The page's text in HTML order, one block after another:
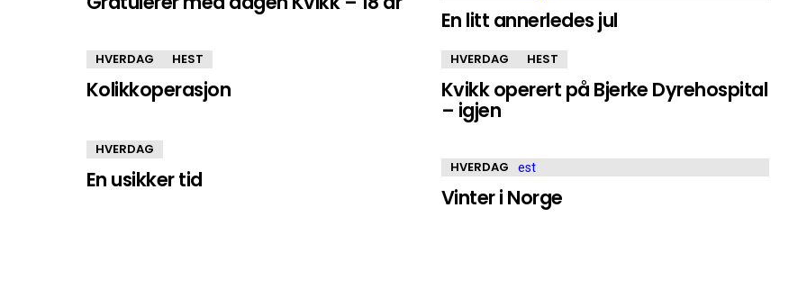
En litt annerledes jul
HVERDAG HEST
Kolikkoperasjon
HVERDAG HEST
Kvikk operert på Bjerke Dyrehospital
– igjen
HVERDAG
En usikker tid HVERDAG
Vinter i Norge